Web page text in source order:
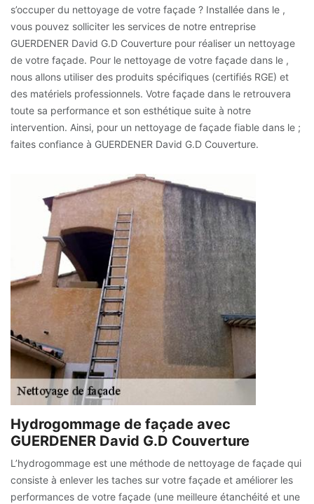
s’occuper du nettoyage de votre façade ? Installée dans le ,
vous pouvez solliciter les services de notre entreprise
GUERDENER David G.D Couverture pour réaliser un nettoyage
de votre façade. Pour le nettoyage de votre façade dans le ,
nous allons utiliser des produits spécifiques (certifiés RGE) et
des matériels professionnels. Votre façade dans le retrouvera
toute sa performance et son esthétique suite à notre
intervention. Ainsi, pour un nettoyage de façade fiable dans le ;
faites confiance à GUERDENER David G.D Couverture.
Hydrogommage de façade avec
GUERDENER David G.D Couverture
L’hydrogommage est une méthode de nettoyage de façade qui
consiste à enlever les taches sur votre façade et améliorer les
performances de votre façade (une meilleure étanchéité et une